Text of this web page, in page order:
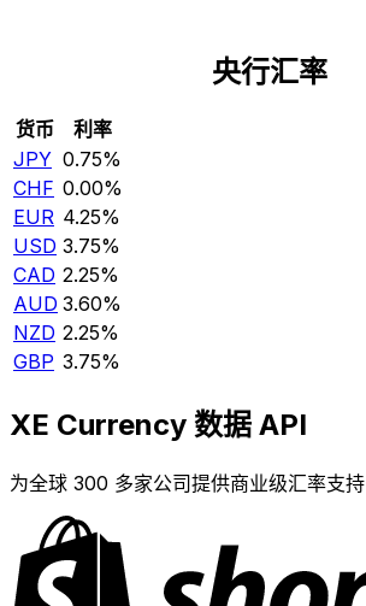
央行汇率
货币
利率
JPY 0.75%
CHF 0.00%
EUR 4.25%
USD 3.75%
CAD 2.25%
AUD 3.60%
NZD 2.25%
GBP 3.75%
XE Currency 数据 API
为全球 300 多家公司提供商业级汇率支持